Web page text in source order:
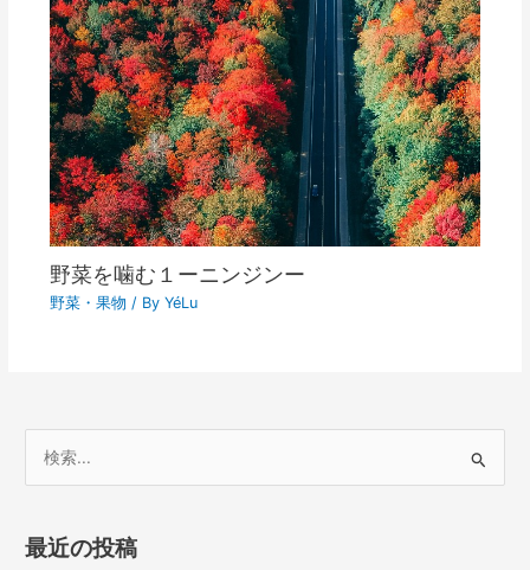
野菜を噛む１ーニンジンー
野菜・果物 / By YéLu
象
最近の投稿